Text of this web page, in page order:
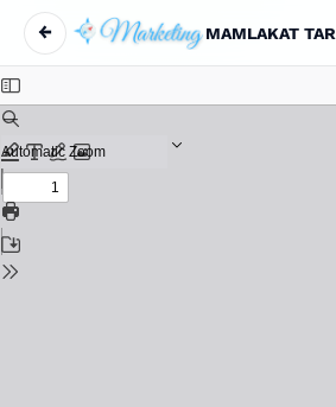
←
Вернуться к Подробностям о
MAMLAKAT